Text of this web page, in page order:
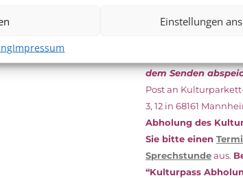
Einstellungen
Impressum
das Kulturparkett
dem Senden
Post an
3, 12 in 68161
Abholung des
Sie bitte einen
Sprechstundeaus.
“Kulturpass